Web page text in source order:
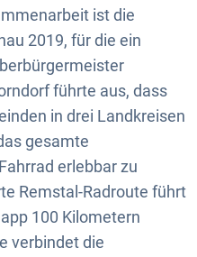
ist die
2019, für die ein
führte aus, dass
in drei Landkreisen
gesamte
erlebbar zu
Remstal-Radroute führt
100 Kilometern
verbindet die